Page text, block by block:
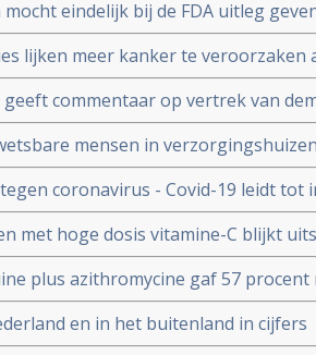
mocht eindelijk bij de FDA uitleg
en de samenstelling van de
lijken meer kanker te veroorzaken
gebruik van mRNA vaccins als
geeft commentaar op vertrek van
van Fauci in Amerika en weerlegt
mensen in
resultaten
tegen coronavirus - Covid-19 leidt
met Sars-Cov-2 leidt tot langdurige
met hoge dosis vitamine-C blijkt
virus (COVID-19) en al met
plus azithromycine gaf 57
bij patienten opgenomen in
en in het buitenland in cijfers